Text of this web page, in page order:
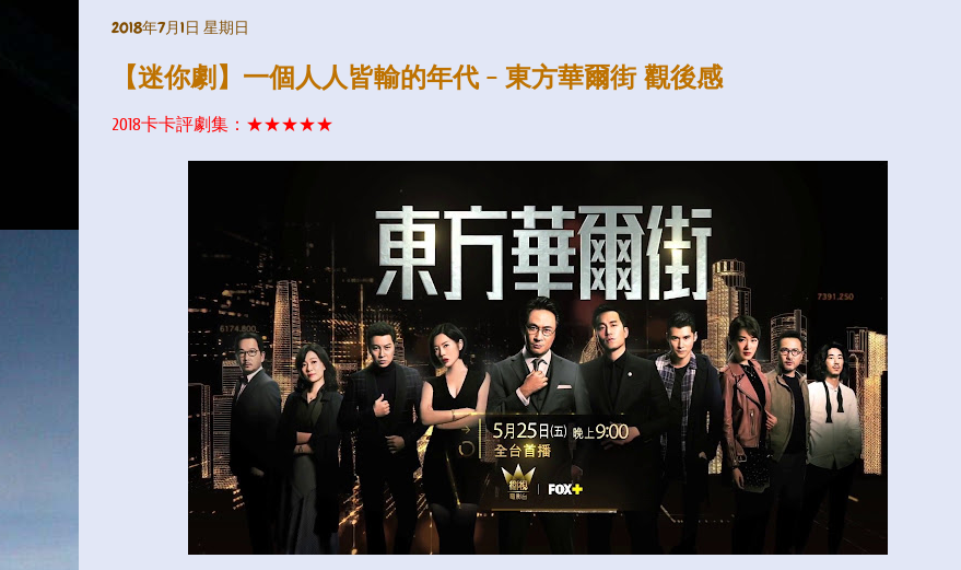
2018年7月1日 星期日
【迷你劇】一個人人皆輸的年代 - 東方華爾街 觀後感
2018卡卡評劇集： ★★★★★